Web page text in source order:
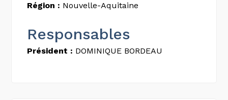
Région : Nouvelle-Aquitaine
Responsables
Président : DOMINIQUE BORDEAU